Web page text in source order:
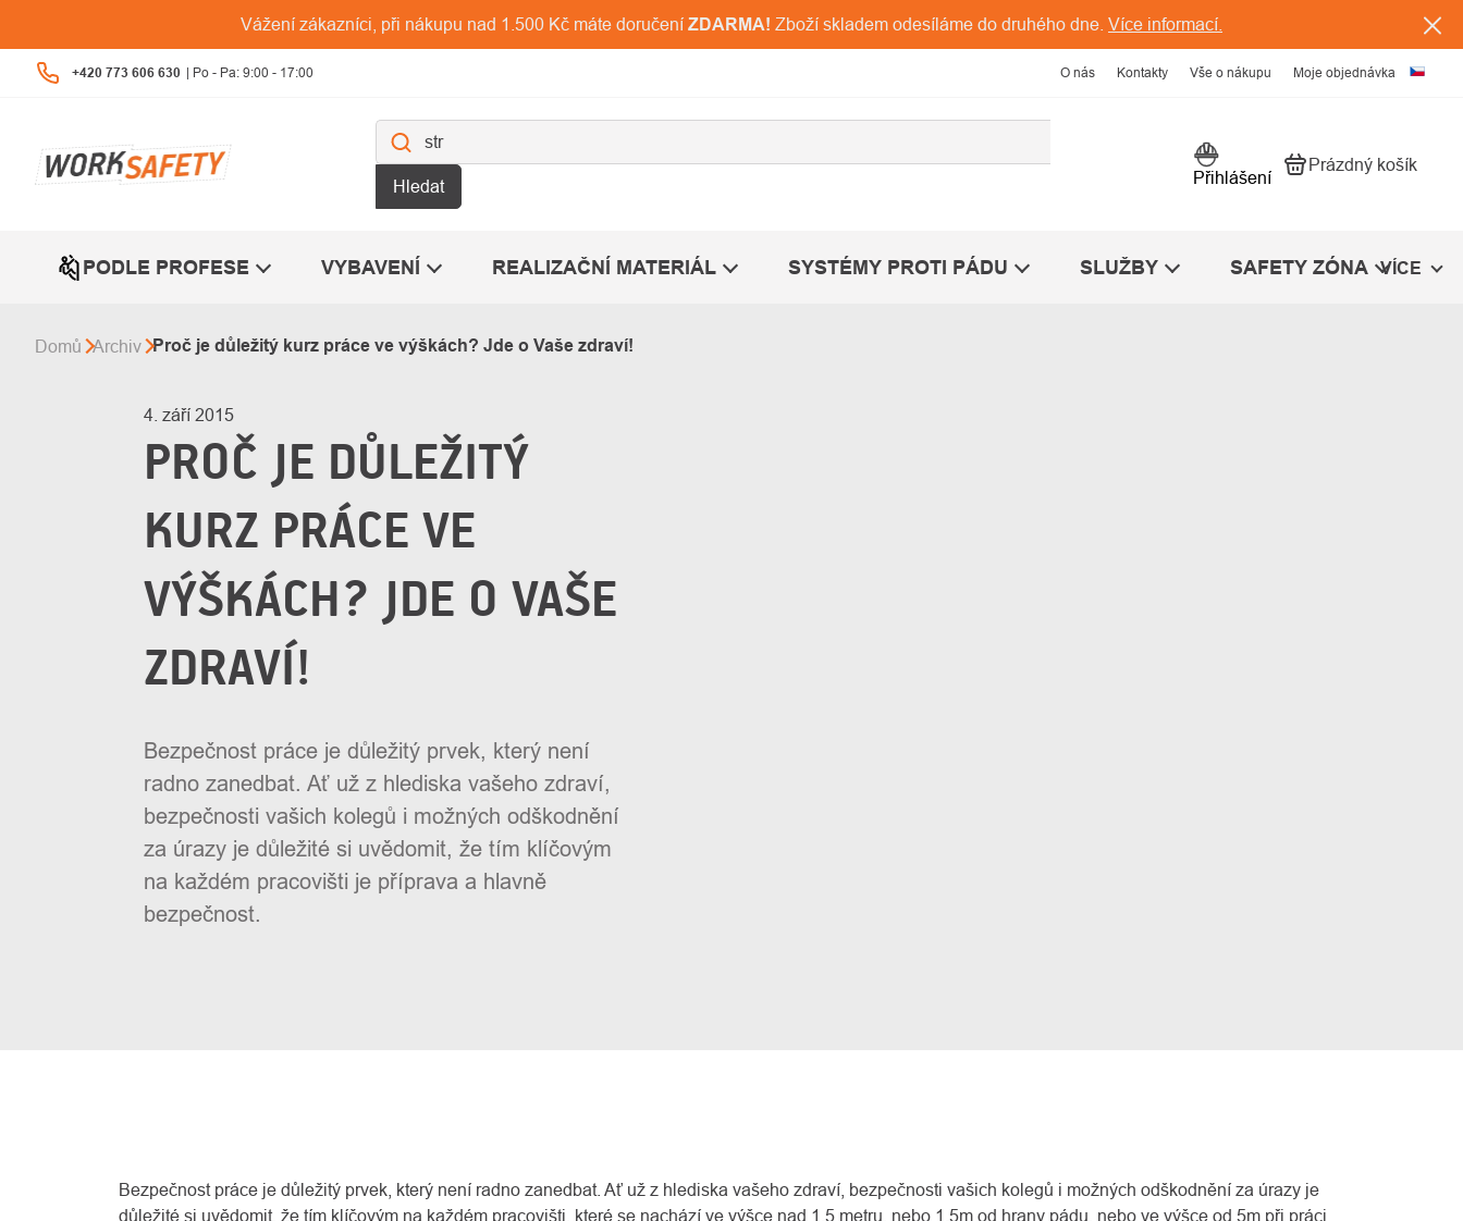
obsah
Vážení zákazníci, při nákupu nad 1.500 Kč máte doručení ZDARMA! Zboží skladem odesíláme do druhého dne. Více informací.
+420 773 606 630 O nás Kontakty Vše o nákupu Moje objednávka
Hledat Přihlášení Nákupní košík
Prázdný košík
PODLE PROFESE VYBAVENÍ REALIZAČNÍ MATERIÁL SYSTÉMY PROTI PÁDU SLUŽBY SAFETY ZÓNA VÍCE
Domů Archiv Proč je důležitý kurz práce ve výškách? Jde o Vaše zdraví!
4. září 2015
PROČ JE DŮLEŽITÝ
KURZ PRÁCE VE
VÝŠKÁCH? JDE O VAŠE
ZDRAVÍ!
Bezpečnost práce je důležitý prvek, který není
radno zanedbat. Ať už z hlediska vašeho zdraví,
bezpečnosti vašich kolegů i možných odškodnění
za úrazy je důležité si uvědomit, že tím klíčovým
na každém pracovišti je příprava a hlavně
bezpečnost.
Bezpečnost práce je důležitý prvek, který není radno zanedbat. Ať už z hlediska vašeho zdraví, bezpečnosti vašich kolegů i možných odškodnění za úrazy je
důležité si uvědomit, že tím klíčovým na každém pracovišti, které se nachází ve výšce nad 1,5 metru, nebo 1,5m od hrany pádu, nebo ve výšce od 5m při práci